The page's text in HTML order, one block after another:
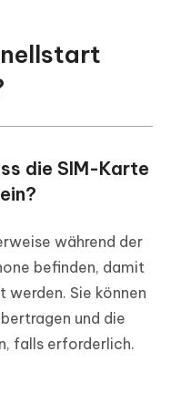
die SIM-Karte
während der
befinden, damit
Sie können
und die
falls erforderlich.